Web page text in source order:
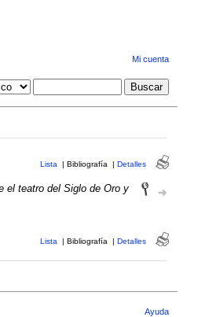
Mi cuenta
Lista | Bibliografía | Detalles
el teatro del Siglo de Oro y
Lista | Bibliografía | Detalles
Ayuda